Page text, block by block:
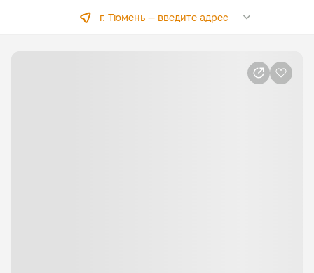
г. Тюмень — введите адрес